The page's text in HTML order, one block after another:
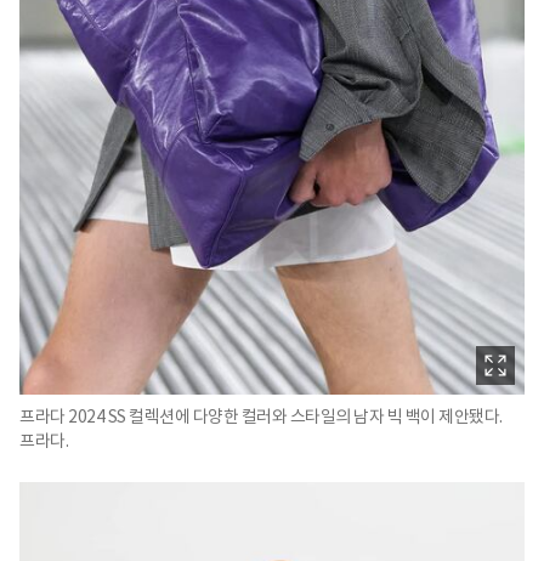
프라다 2024 SS 컬렉션에 다양한 컬러와 스타일의 남자 빅 백이 제안됐다.
프라다.